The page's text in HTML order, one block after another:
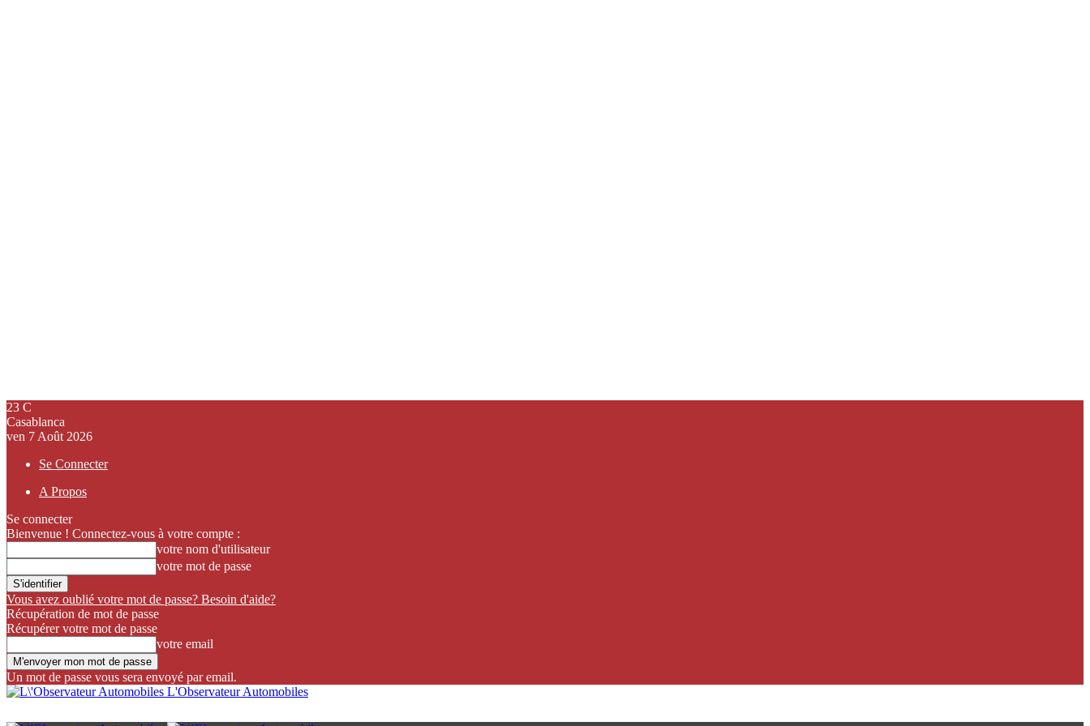
23 C
Casablanca
ven 7 Août 2026
Se Connecter
A Propos
Se connecter
Bienvenue ! Connectez-vous à votre compte :
votre nom d'utilisateur
votre mot de passe
Vous avez oublié votre mot de passe? Besoin d'aide?
Récupération de mot de passe
Récupérer votre mot de passe
votre email
Un mot de passe vous sera envoyé par email.
L'Observateur Automobiles